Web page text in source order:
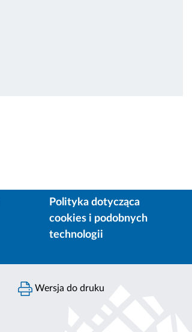
Polityka dotycząca
cookies i podobnych
technologii
Wersja do druku